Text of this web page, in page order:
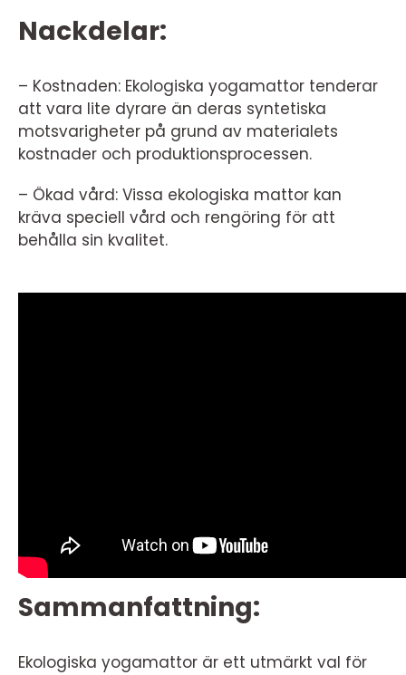
Nackdelar:
– Kostnaden: Ekologiska yogamattor tenderar
att vara lite dyrare än deras syntetiska
motsvarigheter på grund av materialets
kostnader och produktionsprocessen.
– Ökad vård: Vissa ekologiska mattor kan
kräva speciell vård och rengöring för att
behålla sin kvalitet.
Sammanfattning:
Ekologiska yogamattor är ett utmärkt val för